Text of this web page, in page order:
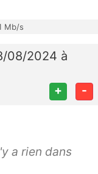
Mb/s
08/2024 à
+ -
a rien dans